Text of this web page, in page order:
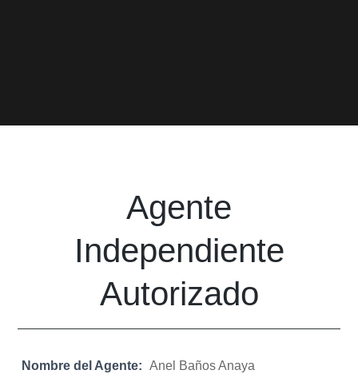
Agente
Independiente
Autorizado
Nombre del Agente: Anel Baños Anaya